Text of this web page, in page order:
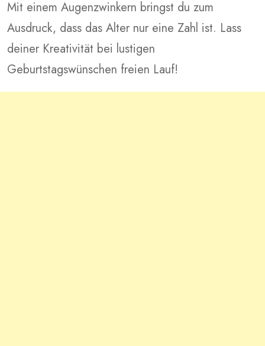
Mit einem Augenzwinkern bringst du zum
Ausdruck, dass das Alter nur eine Zahl ist. Lass
deiner Kreativität bei lustigen
Geburtstagswünschen freien Lauf!